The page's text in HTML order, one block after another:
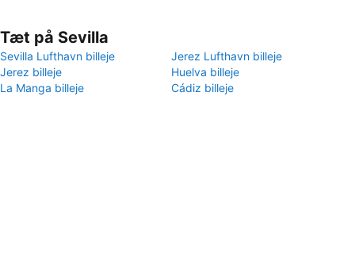
Tæt på Sevilla
Sevilla Lufthavn billeje
Jerez Lufthavn billeje
Jerez billeje
Huelva billeje
La Manga billeje
Cádiz billeje